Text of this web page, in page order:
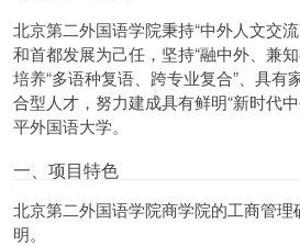
北京第二外国语学院秉持“中外人文交
和首都发展为己任，坚持“融中外、兼
培养“多语种复语、跨专业复合”、具有
合型人才，努力建成具有鲜明“新时代
平外国语大学。
一、项目特色
北京第二外国语学院商学院的工商管
明。